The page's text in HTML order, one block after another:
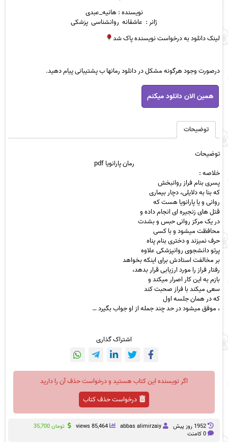
نویسنده : هانیه_عبدی
ژانر : عاشقانه روانشناسی پزشکی
لینک دانلود به درخواست نویسنده پاک شد
درصورت وجود هرگونه مشکل در دانلود رمانها ب پشتیبانی پیام دهید.
رمان
پارانویا
pdf
همین الان دانلود میکنم
توضیحات
توضیحات
رمانپارانویاpdf
خلاصه :
پسری بنام فراز روانبخش
که بنا به دلایلی، دچار بیماری
روانی و یا پارانویا هست که
قتل های زنجیره ای انجام داده و
در یک مرکز روانی حبس وبشدت
محافظت میشود و با کسی
حرف نمیزند و دختری بنامپناه
پرتو دانشجوی روانپزشکی علاوه
بر مخالفت استادش برای اینکه بخواهد
رفتار فراز را مورد ارزیابی قرار بدهد،
بازم به این کار اصرار میکند و
سعی میکند با فراز صحبت کند
که در همان جلسه اول
، موفق میشود در حد چند جمله از او جواب بگیرد …
اشتراک گذاری
اگر نویسنده این کتاب هستید و درخواست حذف آن را دارید
درخواست حذف کتاب
1952 روز پيش abbas alimirzaiy
85,464 views تومان35,700
0 کامنت